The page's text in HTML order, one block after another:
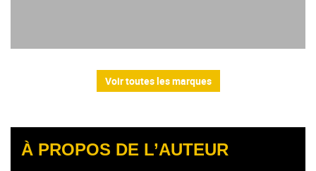
Voir toutes les marques
À PROPOS DE L’AUTEUR